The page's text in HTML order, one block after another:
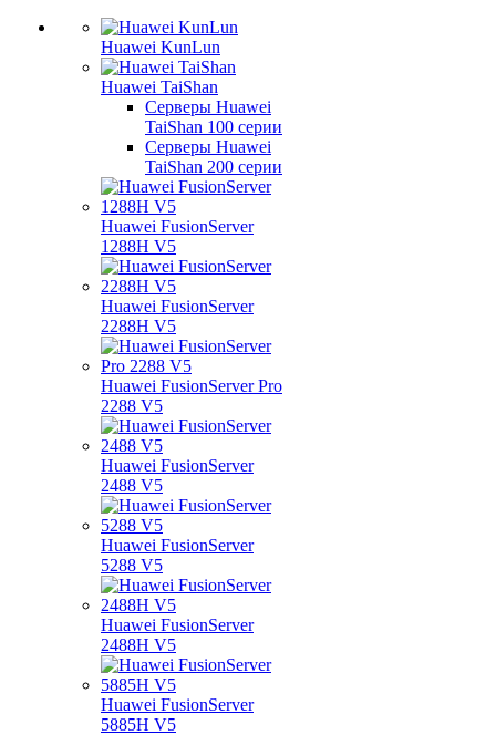
Huawei KunLun
Huawei TaiShan
Серверы Huawei
TaiShan 100 серии
Серверы Huawei
TaiShan 200 серии
Huawei FusionServer
1288H V5
Huawei FusionServer
2288H V5
Huawei FusionServer Pro
2288 V5
Huawei FusionServer
2488 V5
Huawei FusionServer
5288 V5
Huawei FusionServer
2488H V5
Huawei FusionServer
5885H V5